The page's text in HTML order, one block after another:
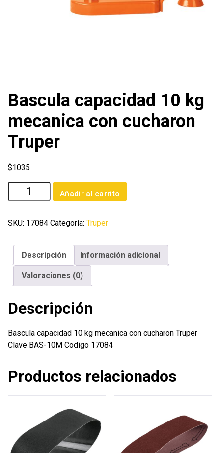
Bascula capacidad 10 kg
mecanica con cucharon
Truper
$1035
Bascula
capacidad
kg
con
cucharon
Truper
cantidad
Añadir al carrito
SKU: 17084 Categoría: Truper
Descripción Información adicional
Valoraciones (0)
Descripción
Bascula capacidad 10 kg mecanica con cucharon Truper
Clave BAS-10M Codigo 17084
Productos relacionados